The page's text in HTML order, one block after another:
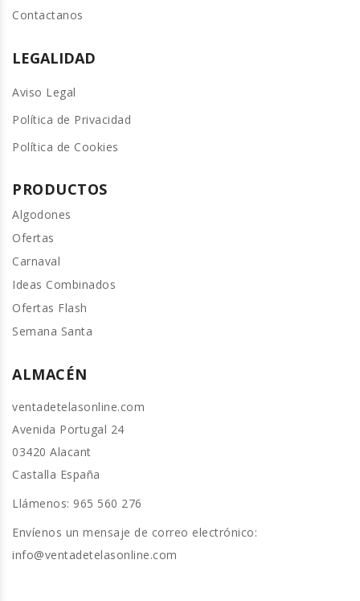
Contactanos
LEGALIDAD
Aviso Legal
Política de Privacidad
Política de Cookies
PRODUCTOS
Algodones
Ofertas
Carnaval
Ideas Combinados
Ofertas Flash
Semana Santa
ALMACÉN
ventadetelasonline.com
Avenida Portugal 24
03420 Alacant
Castalla España
Llámenos: 965 560 276
Envíenos un mensaje de correo electrónico:
info@ventadetelasonline.com